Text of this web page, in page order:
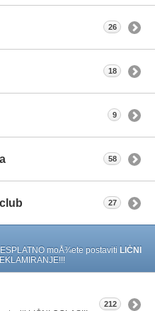
26
18
9
58
27
moÅ¾ete postaviti LIČNI
212